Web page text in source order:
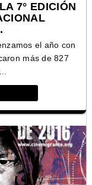
7° EDICIÓN
el año con
más de 827